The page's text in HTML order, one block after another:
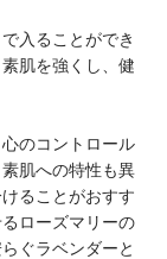
入ることができ
肌を強くし、健
のコントロール
肌への特性も異
ることがおすす
ローズマリーの
ぐラベンダーと